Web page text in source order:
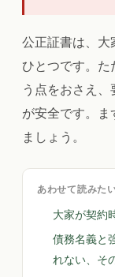
公正証書は、大
ひとつです。
う点をおさえ
が安全です。
ましょう。
あわせて読みた
大家が契約
債務名義と
れない、そ